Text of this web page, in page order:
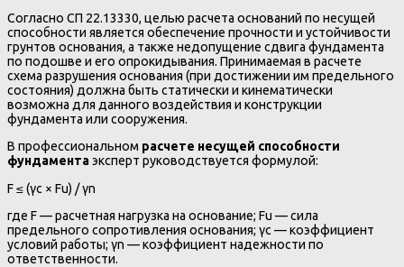
Согласно СП 22.13330, целью расчета оснований по несущей
способности является обеспечение прочности и устойчивости
грунтов основания, а также недопущение сдвига фундамента
по подошве и его опрокидывания. Принимаемая в расчете
схема разрушения основания (при достижении им предельного
состояния) должна быть статически и кинематически
возможна для данного воздействия и конструкции
фундамента или сооружения.
В профессиональном расчете несущей способности
фундаментаэксперт руководствуется формулой:
F ≤ (γc × Fu) / γn
где F — расчетная нагрузка на основание; Fu — сила
предельного сопротивления основания; γc — коэффициент
условий работы; γn — коэффициент надежности по
ответственности.